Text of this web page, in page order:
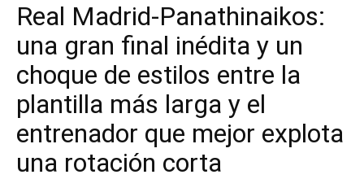
Real Madrid-Panathinaikos:
una gran final inédita y un
choque de estilos entre la
plantilla más larga y el
entrenador que mejor explota
una rotación corta